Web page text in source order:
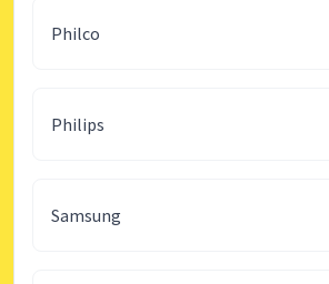
Philco
Philips
Samsung